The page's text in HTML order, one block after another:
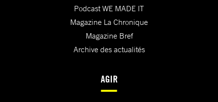
Podcast WE MADE IT
Magazine La Chronique
Magazine Bref
Archive des actualités
AGIR